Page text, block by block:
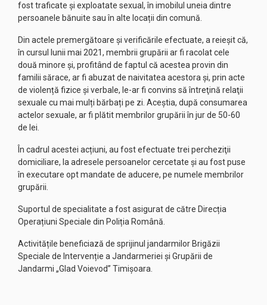
fost traficate și exploatate sexual, în imobilul uneia dintre
persoanele bănuite sau în alte locații din comună.
Din actele premergătoare şi verificările efectuate, a reieșit că,
în cursul lunii mai 2021, membrii grupării ar fi racolat cele
două minore şi, profitând de faptul că acestea provin din
familii sărace, ar fi abuzat de naivitatea acestora și, prin acte
de violență fizice și verbale, le-ar fi convins să întreţină relaţii
sexuale cu mai mulți bărbați pe zi. Aceștia, după consumarea
actelor sexuale, ar fi plătit membrilor grupării în jur de 50-60
de lei.
În cadrul acestei acțiuni, au fost efectuate trei percheziţii
domiciliare, la adresele persoanelor cercetate şi au fost puse
în executare opt mandate de aducere, pe numele membrilor
grupării.
Suportul de specialitate a fost asigurat de către Direcția
Operațiuni Speciale din Poliția Română.
Activitățile beneficiază de sprijinul jandarmilor Brigăzii
Speciale de Intervenție a Jandarmeriei și Grupării de
Jandarmi „Glad Voievod” Timişoara.